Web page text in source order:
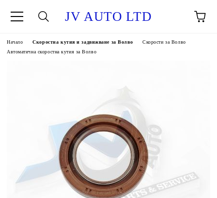
JV AUTO LTD
Начало Скоростна кутия и задвижване за Волво
Скорости за Волво
Автоматична скоростна кутия за Волво